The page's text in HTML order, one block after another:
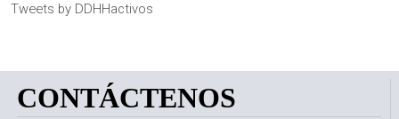
Tweets by DDHHactivos
CONTÁCTENOS